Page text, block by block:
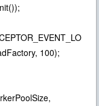
100);